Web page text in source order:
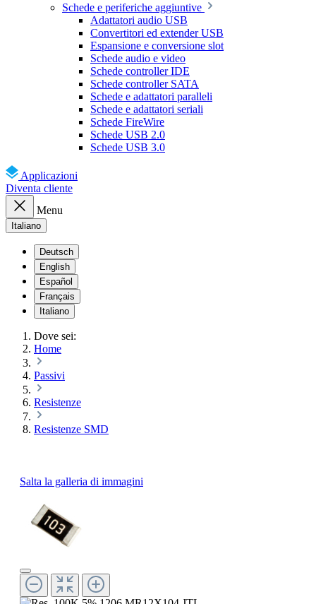
Schede e periferiche aggiuntive
Adattatori audio USB
Convertitori ed extender USB
Espansione e conversione slot
Schede audio e video
Schede controller IDE
Schede controller SATA
Schede e adattatori paralleli
Schede e adattatori seriali
Schede FireWire
Schede USB 2.0
Schede USB 3.0
Applicazioni
Diventa cliente
Menu
Italiano
Deutsch
English
Español
Français
Italiano
Dove sei:
Home
Passivi
Resistenze
Resistenze SMD
Salta la galleria di immagini